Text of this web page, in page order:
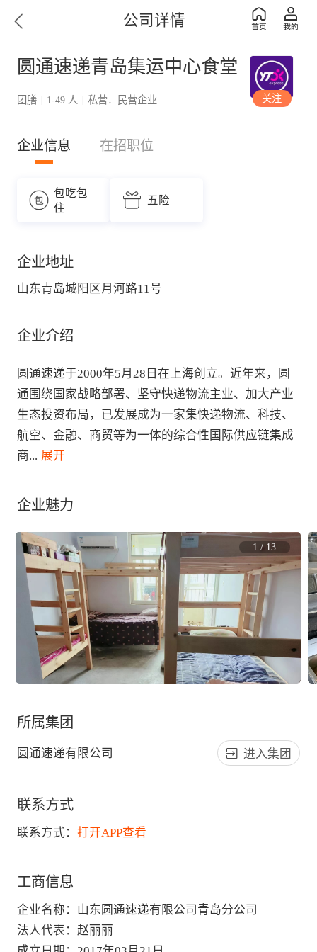
公司详情
圆通速递青岛集运中心食堂
团膳 | 1-49 人 | 私营．民营企业 关注
企业信息 在招职位
包吃包
住
五险
企业地址
山东青岛城阳区月河路11号
企业介绍
圆通速递于2000年5月28日在上海创立。近年来，圆
通围绕国家战略部署、坚守快递物流主业、加大产业
生态投资布局，已发展成为一家集快递物流、科技、
航空、金融、商贸等为一体的综合性国际供应链集成
商... 展开
企业魅力
1 / 13
所属集团
圆通速递有限公司 进入集团
联系方式
联系方式： 打开APP查看
工商信息
企业名称 ： 山东圆通速递有限公司青岛分公司
法人代表 ： 赵丽丽